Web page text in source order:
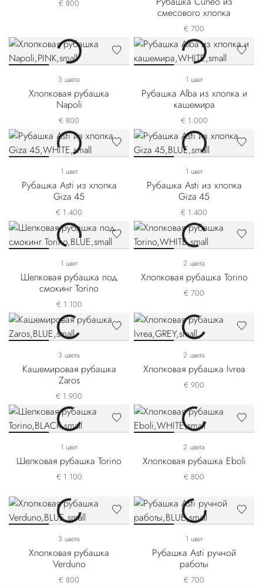
€ 800
смесового хлопка
€ 700
3 цвета
Хлопковая рубашка
Napoli
€ 800
1 цвет
Рубашка Alba из хлопка и
кашемира
€ 1.000
1 цвет
Рубашка Asti из хлопка
Giza 45
€ 1.400
1 цвет
Рубашка Asti из хлопка
Giza 45
€ 1.400
1 цвет
Шелковая рубашка под
смокинг Torino
€ 1.100
2 цвета
Хлопковая рубашка Torino
€ 700
3 цвета
Кашемировая рубашка
Zaros
€ 1.900
2 цвета
Хлопковая рубашка Ivrea
€ 900
1 цвет
Шелковая рубашка Torino
€ 1.100
2 цвета
Хлопковая рубашка Eboli
€ 800
3 цвета
Хлопковая рубашка
Verduno
€ 800
1 цвет
Рубашка Asti ручной
работы
€ 700